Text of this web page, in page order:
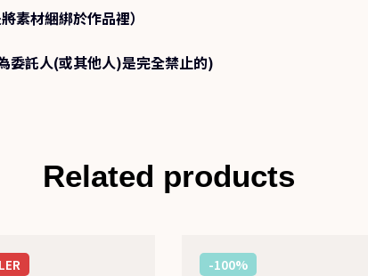
素材綑綁於作品裡）
委託人(或其他人)是完全禁止的)
Related products
-100%